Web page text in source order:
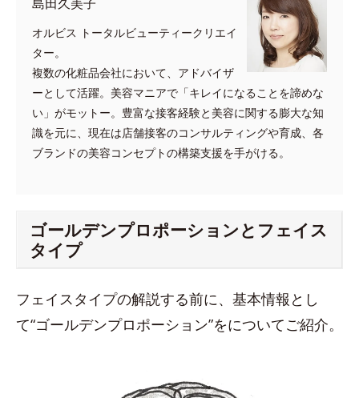
オルビス トータルビューティークリエイ
ター。
複数の化粧品会社において、アドバイザ
ーとして活躍。美容マニアで「キレイになることを諦めな
い」がモットー。豊富な接客経験と美容に関する膨大な知
識を元に、現在は店舗接客のコンサルティングや育成、各
ブランドの美容コンセプトの構築支援を手がける。
ゴールデンプロポーションとフェイス
タイプ
フェイスタイプの解説する前に、基本情報とし
て“ゴールデンプロポーション”をについてご紹介。